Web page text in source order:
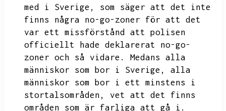
med i Sverige,
som säger att det inte
finns några no-go-zoner för att det
var ett missförstånd att polisen
officiellt hade deklarerat no-go-
zoner och så vidare.
Medans alla
människor som bor i Sverige,
alla
människor som bor i ett minstens i
stortalsområden,
vet att det finns
områden som är farliga att gå i.